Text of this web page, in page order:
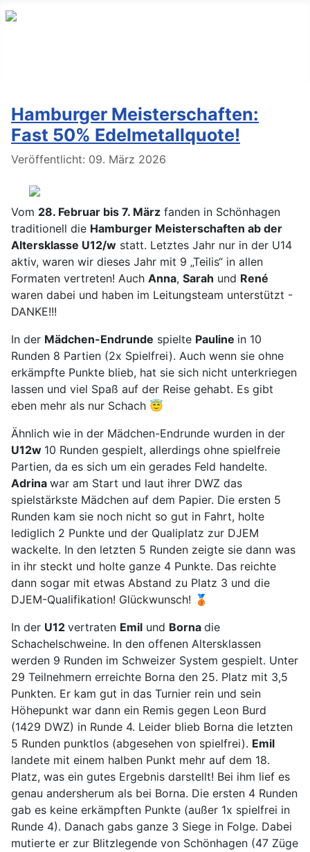
Hamburger Meisterschaften:
Fast 50% Edelmetallquote!
Details
Veröffentlicht: 09. März 2026
Vom 28. Februar bis 7. März fanden in Schönhagen
traditionell die Hamburger Meisterschaften ab der
Altersklasse U12/w statt. Letztes Jahr nur in der U14
aktiv, waren wir dieses Jahr mit 9 „Teilis“ in allen
Formaten vertreten! Auch Anna, Sarah und René
waren dabei und haben im Leitungsteam unterstützt -
DANKE!!!
In der Mädchen-Endrunde spielte Pauline in 10
Runden 8 Partien (2x Spielfrei). Auch wenn sie ohne
erkämpfte Punkte blieb, hat sie sich nicht unterkriegen
lassen und viel Spaß auf der Reise gehabt. Es gibt
eben mehr als nur Schach 😇
Ähnlich wie in der Mädchen-Endrunde wurden in der
U12w 10 Runden gespielt, allerdings ohne spielfreie
Partien, da es sich um ein gerades Feld handelte.
Adrina war am Start und laut ihrer DWZ das
spielstärkste Mädchen auf dem Papier. Die ersten 5
Runden kam sie noch nicht so gut in Fahrt, holte
lediglich 2 Punkte und der Qualiplatz zur DJEM
wackelte. In den letzten 5 Runden zeigte sie dann was
in ihr steckt und holte ganze 4 Punkte. Das reichte
dann sogar mit etwas Abstand zu Platz 3 und die
DJEM-Qualifikation! Glückwunsch! 🥉
In der U12 vertraten Emil und Borna die
Schachelschweine. In den offenen Altersklassen
werden 9 Runden im Schweizer System gespielt. Unter
29 Teilnehmern erreichte Borna den 25. Platz mit 3,5
Punkten. Er kam gut in das Turnier rein und sein
Höhepunkt war dann ein Remis gegen Leon Burd
(1429 DWZ) in Runde 4. Leider blieb Borna die letzten
5 Runden punktlos (abgesehen von spielfrei). Emil
landete mit einem halben Punkt mehr auf dem 18.
Platz, was ein gutes Ergebnis darstellt! Bei ihm lief es
genau andersherum als bei Borna. Die ersten 4 Runden
gab es keine erkämpften Punkte (außer 1x spielfrei in
Runde 4). Danach gabs ganze 3 Siege in Folge. Dabei
mutierte er zur Blitzlegende von Schönhagen (47 Züge